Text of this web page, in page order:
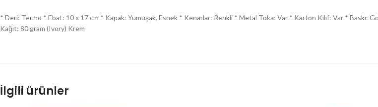
* Deri: Termo * Ebat: 10 x 17 cm * Kapak: Yumuşak, Esnek * Kenarlar: Renkli * Metal Toka: Var * Karton Kılıf: Var * Baskı:
Kağıt: 80 gram (Ivory) Krem
İlgili ürünler